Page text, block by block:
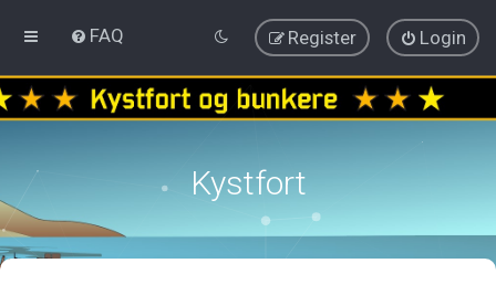
FAQ Login
Register
Kystfort